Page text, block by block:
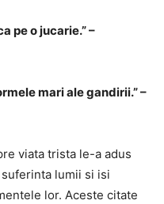
pe o jucarie.” –
mari ale gandirii.” –
viata trista le-a adus
lumii si isi
lor. Aceste citate